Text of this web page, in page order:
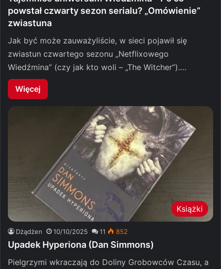
powstał czwarty sezon serialu? „Omówienie”
zwiastuna
Jak być może zauważyliście, w sieci pojawił się
zwiastun czwartego sezonu „Netflixowego
Wiedźmina” (czy jak kto woli – „The Witcher”).…
Więcej
Książki
Dżądżen 10/10/2025 11 852
Upadek Hyperiona (Dan Simmons)
Pielgrzymi wkraczają do Doliny Grobowców Czasu, a